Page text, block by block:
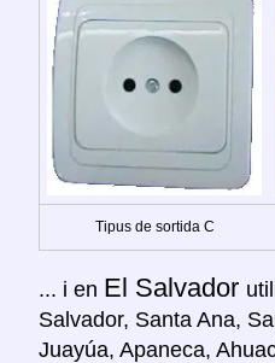
Tipus de sortida C
... i en El Salvador
Salvador, Santa Ana,
Juayúa, Apaneca,